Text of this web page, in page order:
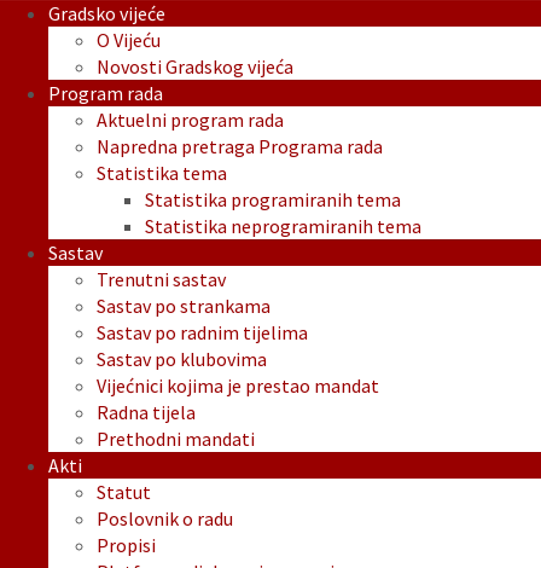
Gradsko vijeće
O Vijeću
Novosti Gradskog vijeća
Program rada
Aktuelni program rada
Napredna pretraga Programa rada
Statistika tema
Statistika programiranih tema
Statistika neprogramiranih tema
Sastav
Trenutni sastav
Sastav po strankama
Sastav po radnim tijelima
Sastav po klubovima
Vijećnici kojima je prestao mandat
Radna tijela
Prethodni mandati
Akti
Statut
Poslovnik o radu
Propisi